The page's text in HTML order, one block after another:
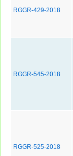
RGGR-429-2018
RGGR-545-2018
RGGR-525-2018